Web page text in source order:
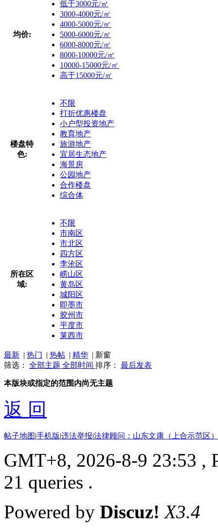
均价:
低于3000元/㎡
3000-4000元/㎡
4000-5000元/㎡
5000-6000元/㎡
6000-8000元/㎡
8000-10000元/㎡
10000-15000元/㎡
高于15000元/㎡
楼盘特
色:
不限
打折优惠楼盘
小户型投资地产
教育地产
旅游地产
宜居生态地产
海景房
公园地产
合作楼盘
综合体
所在区
域:
不限
市南区
市北区
四方区
李沧区
崂山区
黄岛区
城阳区
即墨市
胶州市
平度市
莱西市
最新 | 热门 | 热帖 | 精华 | 新窗
筛选： 全部主题 全部时间 排序： 最后发表
本版块或指定的范围内尚无主题
返 回
帖子地图|手机版|违法举报|法律顾问：山东文康（上合示范区
GMT+8, 2026-8-9 23:53 ,
21 queries .
Powered by Discuz! X3.4